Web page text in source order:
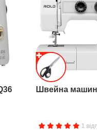
Швейна
1